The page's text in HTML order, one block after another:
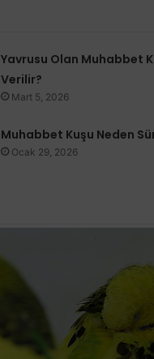
Yavrusu Olan Muhabbet
Verilir?
Mart 5, 2026
Muhabbet Kuşu Neden
Ocak 29, 2026